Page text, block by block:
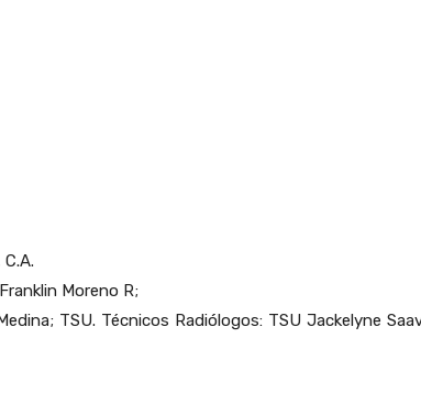
Moreno R;
TSU. Técnicos Radiólogos: TSU Jackelyne